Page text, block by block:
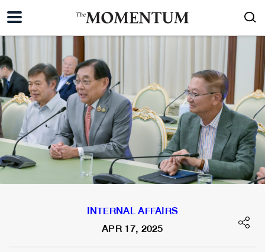
INTERNAL AFFAIRS
APR 17, 2025